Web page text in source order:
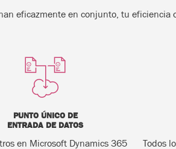
eficazmente en conjunto, tu eficiencia
PUNTO ÚNICO DE
ENTRADA DE DATOS
en Microsoft Dynamics 365
Todos